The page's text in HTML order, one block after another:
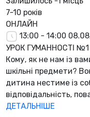
7-10 років
ОНЛАЙН
13:00 - 14:00
УРОК ГУМАННОСТІ №1
Кому, як не нам із
шкільні предмети?
дитина нестиме із
відповідальність,
ДЕТАЛЬНІШЕ